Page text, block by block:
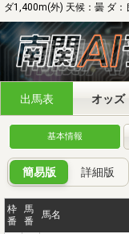
ダ1,400m(外) 天候：曇 ダ：
出馬表 オッズ
基本情報
簡易版 詳細版
枠
番
馬
番
馬名